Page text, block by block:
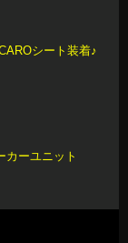
シート装着♪
ーユニット